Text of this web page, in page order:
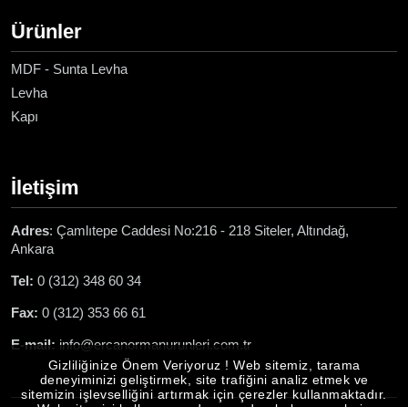
Ürünler
MDF - Sunta Levha
Levha
Kapı
İletişim
Adres: Çamlıtepe Caddesi No:216 - 218 Siteler, Altındağ,
Ankara
Tel: 0 (312) 348 60 34
Fax: 0 (312) 353 66 61
E-mail: info@ercanormanurunleri.com.tr
Gizliliğinize Önem Veriyoruz ! Web sitemiz, tarama
deneyiminizi geliştirmek, site trafiğini analiz etmek ve
sitemizin işlevselliğini artırmak için çerezler kullanmaktadır.